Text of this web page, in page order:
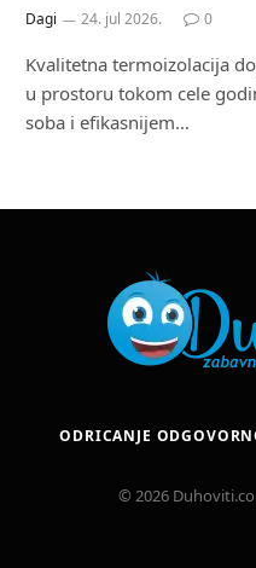
Dagi 24. jul 2026. 0
Kvalitetna termoizolacija
u prostoru tokom cele
soba i efikasnijem…
ODRICANJE
© 2026